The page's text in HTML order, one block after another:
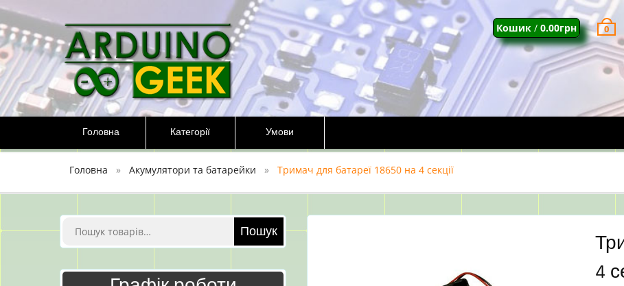
Перейти
до
вмісту
Кошик / 0.00грн 0
Головна Категорії Умови
Головна Акумулятори та батарейки Тримач для батареї 18650 на 4 секції
4
Шукати: Пошук